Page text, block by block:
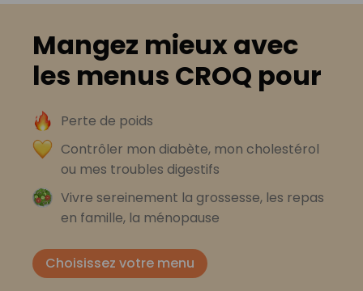
Mangez mieux avec
les menus CROQ pour
Perte de poids
Contrôler mon diabète, mon cholestérol
ou mes troubles digestifs
Vivre sereinement la grossesse, les repas
en famille, la ménopause
Choisissez votre menu